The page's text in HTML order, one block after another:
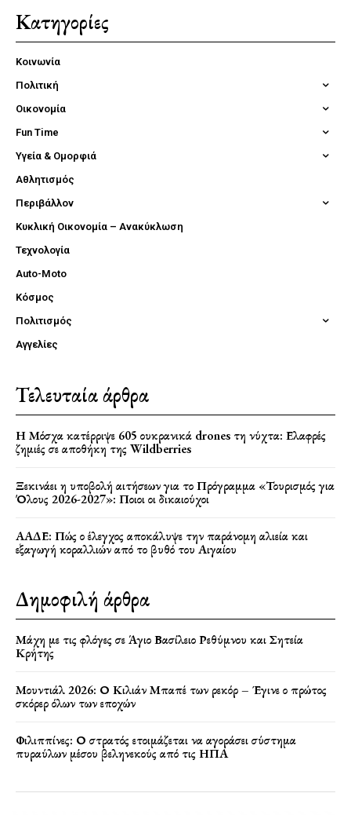
Κατηγορίες
Κοινωνία
Πολιτική
Οικονομία
Fun Time
Υγεία & Ομορφιά
Αθλητισμός
Περιβάλλον
Κυκλική Οικονομία – Ανακύκλωση
Τεχνολογία
Auto-Moto
Κόσμος
Πολιτισμός
Αγγελίες
Τελευταία άρθρα
Η Μόσχα κατέρριψε 605 ουκρανικά drones τη νύχτα: Ελαφρές
ζημιές σε αποθήκη της Wildberries
Ξεκινάει η υποβολή αιτήσεων για το Πρόγραμμα «Τουρισμός για
Όλους 2026-2027»: Ποιοι οι δικαιούχοι
ΑΑΔΕ: Πώς ο έλεγχος αποκάλυψε την παράνομη αλιεία και
εξαγωγή κοραλλιών από το βυθό του Αιγαίου
Δημοφιλή άρθρα
Μάχη με τις φλόγες σε Άγιο Βασίλειο Ρεθύμνου και Σητεία
Κρήτης
Μουντιάλ 2026: Ο Κιλιάν Μπαπέ των ρεκόρ – Έγινε ο πρώτος
σκόρερ όλων των εποχών
Φιλιππίνες: Ο στρατός ετοιμάζεται να αγοράσει σύστημα
πυραύλων μέσου βεληνεκούς από τις ΗΠΑ